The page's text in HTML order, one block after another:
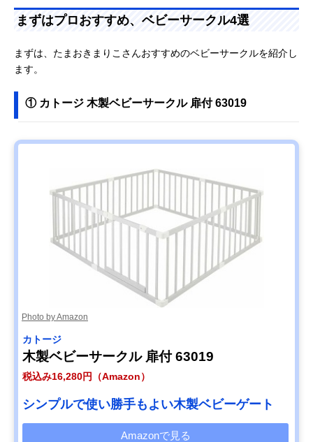
まずはプロおすすめ、ベビーサークル4選
まずは、たまおきまりこさんおすすめのベビーサークルを紹介し
ます。
① カトージ 木製ベビーサークル 扉付 63019
Photo by Amazon
カトージ
木製ベビーサークル 扉付 63019
税込み16,280円（Amazon）
シンプルで使い勝手もよい木製ベビーゲート
Amazonで見る